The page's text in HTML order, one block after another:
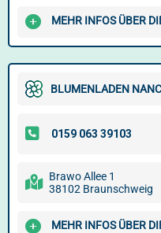
MEHR INFOS ÜBER
BLUMENLADEN
Brawo Allee 1
38102 Braunschweig
MEHR INFOS ÜBER